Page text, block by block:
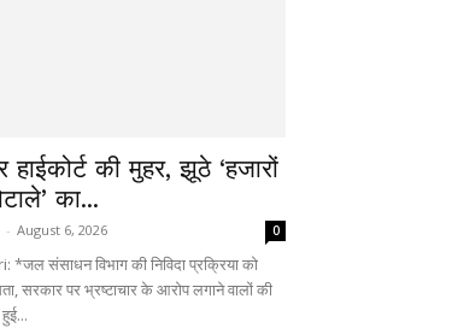
हाईकोर्ट की मुहर, झूठे ‘हजारों
का...
- August 6, 2026 0
संसाधन विभाग की निविदा प्रक्रिया को
सरकार पर भ्रष्टाचार के आरोप लगाने वालों की